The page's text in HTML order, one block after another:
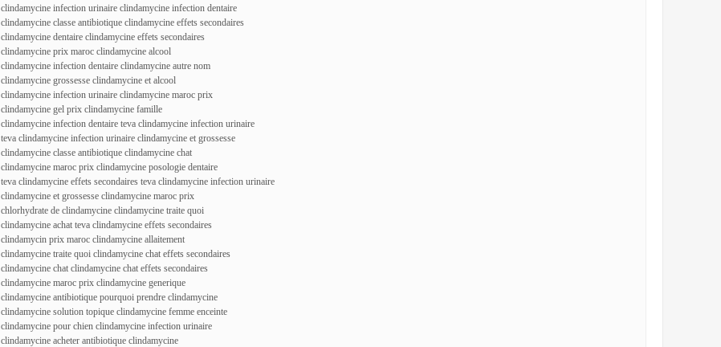
clindamycine infection urinaire clindamycine infection dentaire
clindamycine classe antibiotique clindamycine effets secondaires
clindamycine dentaire clindamycine effets secondaires
clindamycine prix maroc clindamycine alcool
clindamycine infection dentaire clindamycine autre nom
clindamycine grossesse clindamycine et alcool
clindamycine infection urinaire clindamycine maroc prix
clindamycine gel prix clindamycine famille
clindamycine infection dentaire teva clindamycine infection urinaire
teva clindamycine infection urinaire clindamycine et grossesse
clindamycine classe antibiotique clindamycine chat
clindamycine maroc prix clindamycine posologie dentaire
teva clindamycine effets secondaires teva clindamycine infection urinaire
clindamycine et grossesse clindamycine maroc prix
chlorhydrate de clindamycine clindamycine traite quoi
clindamycine achat teva clindamycine effets secondaires
clindamycin prix maroc clindamycine allaitement
clindamycine traite quoi clindamycine chat effets secondaires
clindamycine chat clindamycine chat effets secondaires
clindamycine maroc prix clindamycine generique
clindamycine antibiotique pourquoi prendre clindamycine
clindamycine solution topique clindamycine femme enceinte
clindamycine pour chien clindamycine infection urinaire
clindamycine acheter antibiotique clindamycine